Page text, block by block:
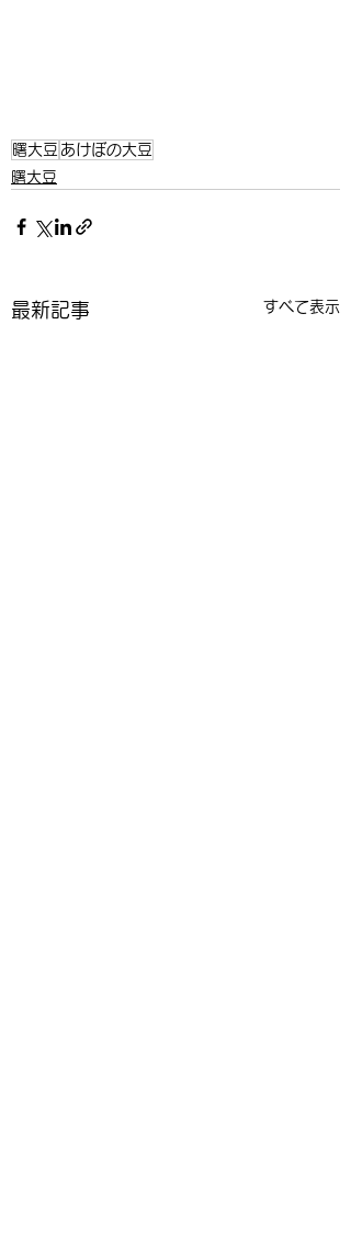
曙大豆 あけぼの大豆
曙大豆
最新記事 すべて表示